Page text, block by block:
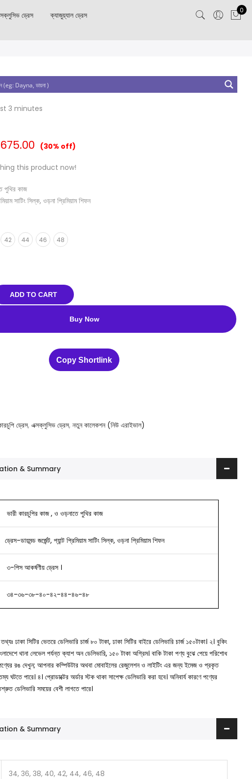
ড্রেস ক্যাজুয়্যাল ড্রেস
0
3 minutes
(30% off)
this product now!
পুথির কাজ
সাটিং সিল্ক, ওড়না প্রিমিয়াম শিফন
42 44 46 48
ADD TO CART
Buy Now
Copy Shortlink
ড্রেস, এক্সক্লুসিভ ড্রেস, নতুন কালেকশন (নিউ এরাইভাল)
& Summary
ভারী কারচুপির কাজ , ও ওড়নাতে পুথির কাজ
ড্রেস-ডায়মন্ড জর্জেন্ট, প্যান্ট প্রিমিয়াম সাটিং সিল্ক, ওড়না প্রিমিয়াম শিফন
৩-পিস আকর্ষণীয় ড্রেস ।
৩৪-৩৬-৩৮-৪০-৪২-৪৪-৪৬-৪৮
ঢাকা সিটির ভেতরে ডেলিভারি চার্জ ৮০ টাকা, ঢাকা সিটির বাইরে ডেলিভারি চার্জ ১৫০টাকা। ২। বুকিং
থানা লেভেল পর্যন্ত ক্যাশ অন ডেলিভারি, ১৫০ টাকা অগ্রিম। বাকি টাকা পণ্য বুঝে পেয়ে পরিশোধ
রঙ দেখুন; আপনার কম্পিউটার অথবা মোবাইলের রেজুলেশন ও লাইটিং এর জন্য ইমেজ ও প্রকৃত
ঘটতে পারে। ৪। প্রোডাক্টের অর্ডার স্টক থাকা সাপেক্ষ ডেলিভারি করা হবে। অনিবার্য কারণে পণ্যের
ডেলিভারি সময়ের বেশী লাগতে পারে।
& Summary
34, 36, 38, 40, 42, 44, 46, 48